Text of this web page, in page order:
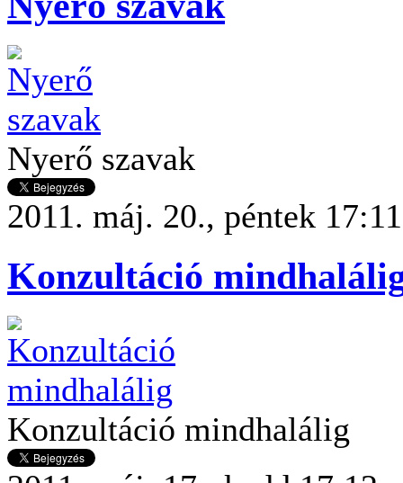
Nyerő szavak
2011. máj. 20., péntek 17:11
Konzultáció
Konzultáció mindhalálig